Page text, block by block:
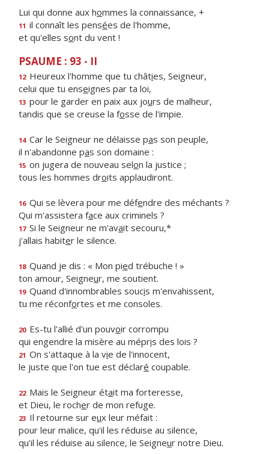
Lui qui donne aux hommes la connaissance, +
11 il connaît les pensées de l'homme,
et qu'elles sont du vent !
PSAUME : 93 - II
12 Heureux l'homme que tu châties, Seigneur,
celui que tu enseignes par ta loi,
13 pour le garder en paix aux jours de malheur,
tandis que se creuse la fosse de l'impie.
14 Car le Seigneur ne délaisse pas son peuple,
il n'abandonne pas son domaine :
15 on jugera de nouveau selon la justice ;
tous les hommes droits applaudiront.
16 Qui se lèvera pour me défendre des méchants ?
Qui m'assistera face aux criminels ?
17 Si le Seigneur ne m'avait secouru,*
j'allais habiter le silence.
18 Quand je dis : « Mon pied trébuche ! »
ton amour, Seigneur, me soutient.
19 Quand d'innombrables soucis m'envahissent,
tu me réconfortes et me consoles.
20 Es-tu l'allié d'un pouvoir corrompu
qui engendre la misère au mépris des lois ?
21 On s'attaque à la vie de l'innocent,
le juste que l'on tue est déclaré coupable.
22 Mais le Seigneur était ma forteresse,
et Dieu, le rocher de mon refuge.
23 Il retourne sur eux leur méfait :
pour leur malice, qu'il les réduise au silence,
qu'il les réduise au silence, le Seigneur notre Dieu.